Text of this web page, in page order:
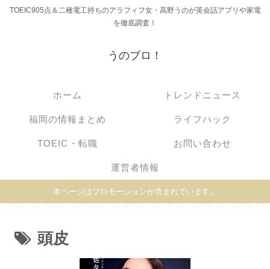
TOEIC905点＆二種電工持ちのアラフィフ女・高野うのが英会話アプリや家電
を徹底調査！
うのブロ！
ホーム トレンドニュース
福岡の情報まとめ ライフハック
TOEIC・転職 お問い合わせ
運営者情報
本ページはプロモーションが含まれています。
頭皮